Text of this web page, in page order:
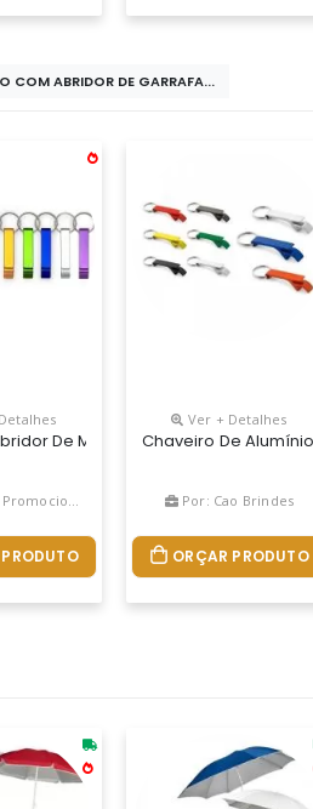
COM ABRIDOR DE GARRAFA...
Chaveiro Metálico Com
Total: 6,3 Cm X 1,0 Cm
De Metal Formato Pé De Galinha
Ver + Detalhes
Chaveiro De
Por: Cao Brindes
ORÇAR PRODUTO